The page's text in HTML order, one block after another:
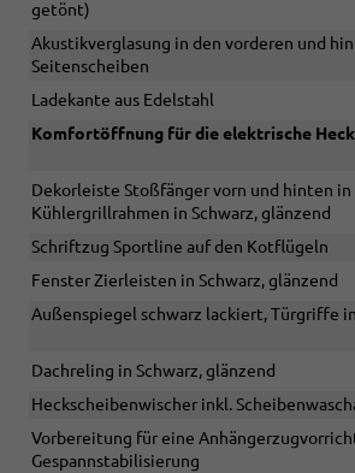
getönt)
Akustikverglasung in den vorderen und
Seitenscheiben
Ladekante aus Edelstahl
Komfortöffnung für die elektrische
Dekorleiste Stoßfänger vorn und hinten in
Kühlergrillrahmen in Schwarz, glänzend
Schriftzug Sportline auf den Kotflügeln
Fenster Zierleisten in Schwarz, glänzend
Außenspiegel schwarz lackiert, Türgriffe
Dachreling in Schwarz, glänzend
Heckscheibenwischer inkl.
Vorbereitung für eine
Gespannstabilisierung